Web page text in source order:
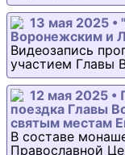
13 мая 2025 •
Воронежским и
Видеозапись
участием Главы
12 мая 2025 •
поездка Главы
святым местам
В составе
Православной